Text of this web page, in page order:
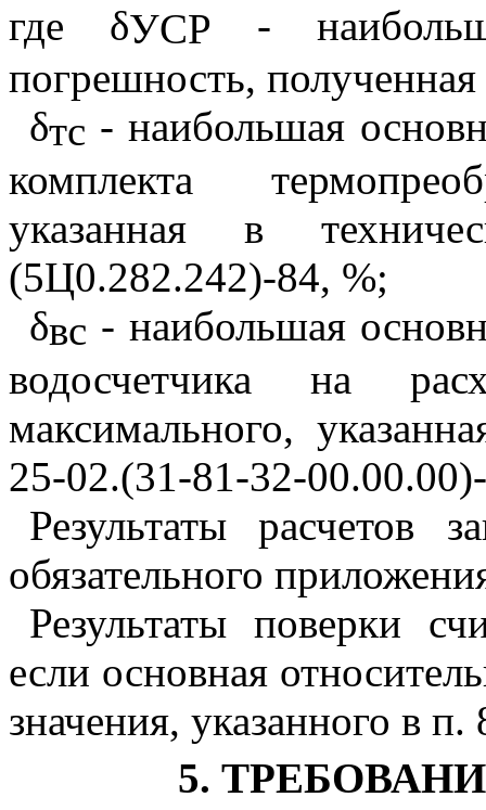
где δУСР -
погрешность,
δтс - наибольшая
комплекта
указанная в
(5Ц0.282.242)-84, %;
δвс - наибольшая
водосчетчика на
максимального,
25-02.(31-81-32-
Результаты расчетов
обязательного
Результаты поверки
если основная
значения, указанного в
5.